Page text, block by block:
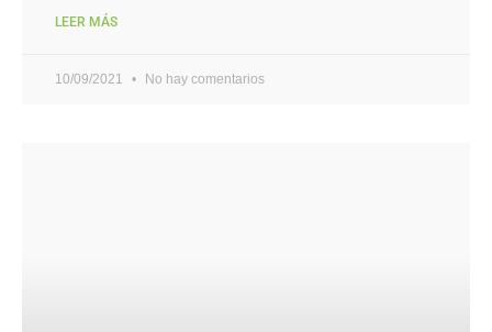
LEER MÁS
10/09/2021 No hay comentarios